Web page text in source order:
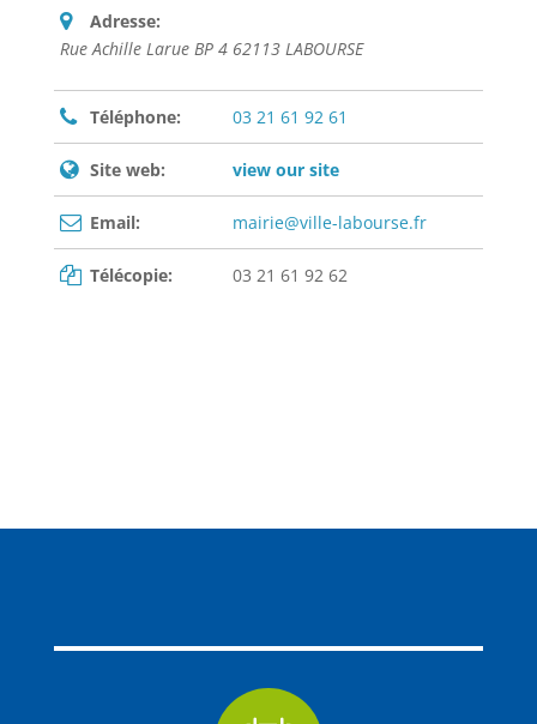
Adresse:
Rue Achille Larue BP 4 62113 LABOURSE
Téléphone: 03 21 61 92 61
Site web: view our site
Email: mairie@ville-labourse.fr
Télécopie: 03 21 61 92 62